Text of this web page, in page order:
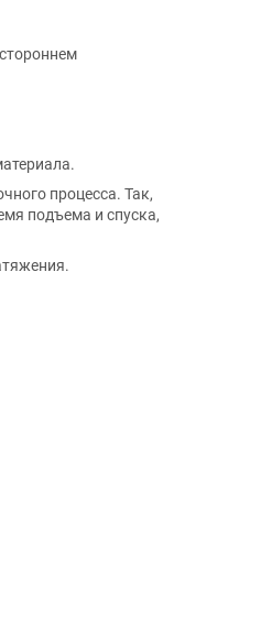
процесса. Так,
подъема и спуска,